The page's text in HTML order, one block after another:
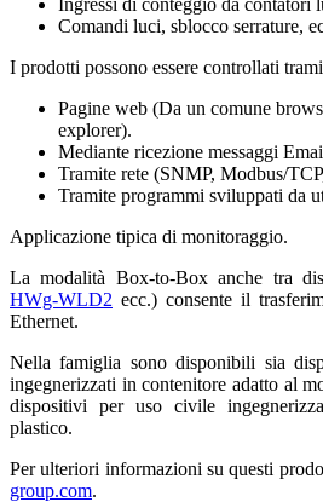
Comandi luci, sblocco serrature,
I prodotti possono essere controllati
Pagine web (Da un comune
explorer).
Mediante ricezione messaggi
Tramite rete (SNMP, Modbus/
Tramite programmi sviluppati da
Applicazione tipica di monitoraggio.
La modalità Box-to-Box anche tra
HWg-WLD2 ecc.) consente il
Ethernet.
Nella famiglia sono disponibili sia
ingegnerizzati in contenitore adatto al
dispositivi per uso civile
plastico.
Per ulteriori informazioni su questi
group.com.